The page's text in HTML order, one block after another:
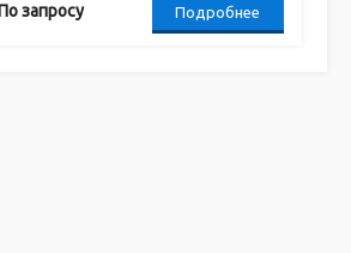
запросу Подробнее